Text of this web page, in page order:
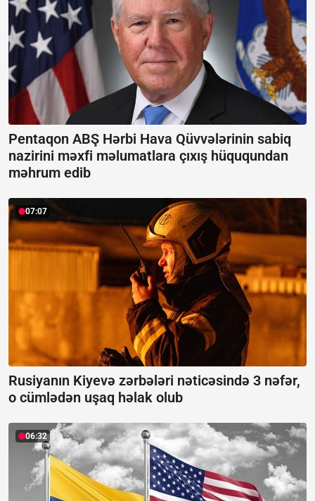
Pentaqon ABŞ Hərbi Hava Qüvvələrinin sabiq
nazirini məxfi məlumatlara çıxış hüququndan
məhrum edib
07:07
Rusiyanın Kiyevə zərbələri nəticəsində 3 nəfər,
o cümlədən uşaq həlak olub
06:32